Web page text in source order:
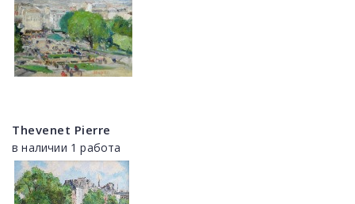
Thevenet Pierre
в наличии 1 работа